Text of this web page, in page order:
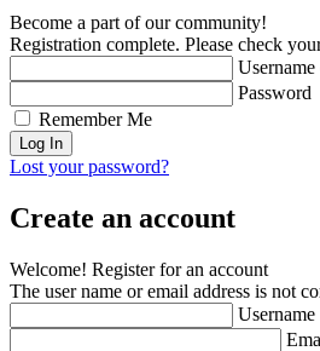
Become a part of our community!
Registration complete. Please check
Password
Remember Me
Lost your password?
Create an account
Welcome! Register for an account
The user name or email address is not
Username